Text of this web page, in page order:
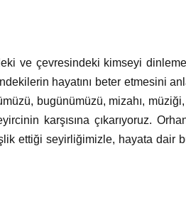
ve çevresindeki kimseyi
hayatını beter etmesini
bugünümüzü, mizahı,
karşısına çıkarıyoruz.
ettiği seyirliğimizle, hayata dair